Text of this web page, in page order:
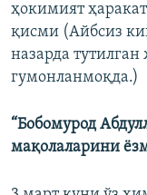
ҳокимият
қисми (Айбсиз
назарда
гумонланмоқда.)
“Бобомурод
мақолаларини